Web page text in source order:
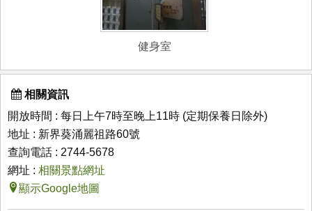
健身室
相關資訊
開放時間 : 每日上午7時至晚上11時 (定期保養日除外)
地址 : 新界葵涌麗祖路60號
查詢電話 : 2744-5678
網址 : 相關景點網址
顯示Google地圖